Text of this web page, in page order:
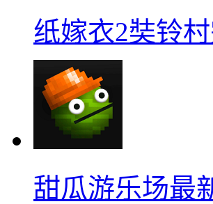
纸嫁衣2奘铃
甜瓜游乐场最